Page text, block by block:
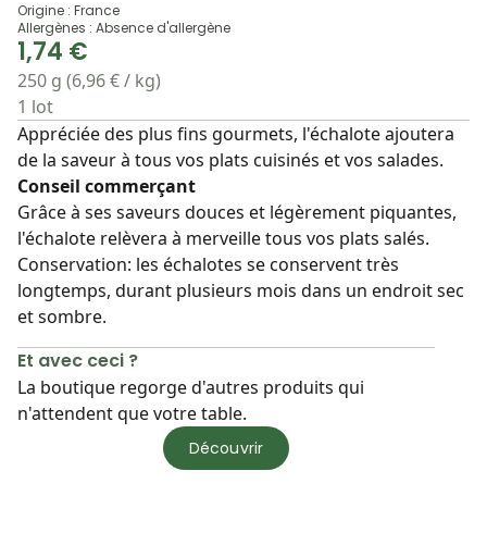
Origine : France
Allergènes : Absence d'allergène
1,74 €
250 g (6,96 € / kg)
1 lot
Appréciée des plus fins gourmets, l'échalote ajoutera
de la saveur à tous vos plats cuisinés et vos salades.
Conseil commerçant
Grâce à ses saveurs douces et légèrement piquantes,
l'échalote relèvera à merveille tous vos plats salés.
Conservation: les échalotes se conservent très
longtemps, durant plusieurs mois dans un endroit sec
et sombre.
Et avec ceci ?
La boutique regorge d'autres produits qui
n'attendent que votre table.
Découvrir